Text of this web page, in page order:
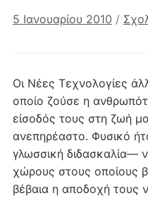
5 Ιανουαρίου 2010 /
Οι Νέες Τεχνολογίες
οποίο ζούσε η
είσοδός τους στη ζωή
ανεπηρέαστο. Φυσικό
γλωσσική διδασκαλία―
χώρους στους οποίους
βέβαια η αποδοχή τους